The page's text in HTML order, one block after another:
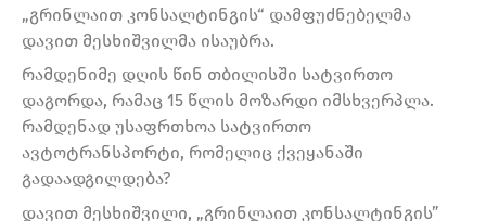
„გრინლაით კონსალტინგის“ დამფუძნებელმა
დავით მესხიშვილმა ისაუბრა.
რამდენიმე დღის წინ თბილისში სატვირთო
დაგორდა, რამაც 15 წლის მოზარდი იმსხვერპლა.
რამდენად უსაფრთხოა სატვირთო
ავტოტრანსპორტი, რომელიც ქვეყანაში
გადაადგილდება?
დავით მესხიშვილი, „გრინლაით კონსალტინგის”